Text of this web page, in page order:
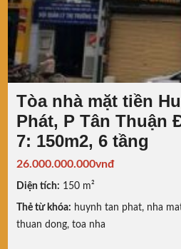
Tòa nhà mặt tiền
Phát, P Tân Thuận
7: 150m2, 6 tầng
26.000.000.000vnđ
Diện tích: 150 m²
Thẻ từ khóa: huynh tan phat, nha
thuan dong, toa nha